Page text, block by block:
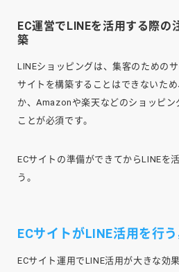
EC運営でLINEを活用する際の
築
LINEショッピングは、集客のための
サイトを構築することはできないた
か、Amazonや楽天などのショッピン
ことが必須です。
ECサイトの準備ができてからLINEを
う。
ECサイトがLINE活用を行
ECサイト運用でLINE活用が大きな効